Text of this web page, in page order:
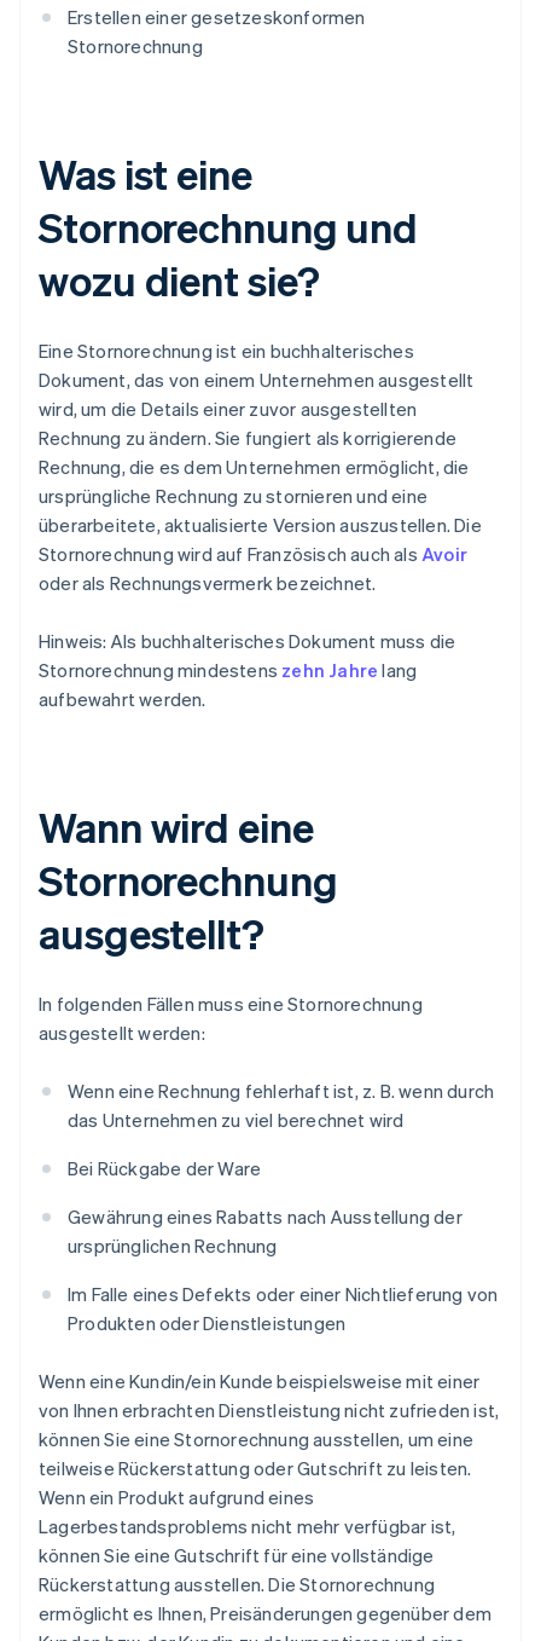
Erstellen einer gesetzeskonformen
Stornorechnung
Was ist eine
Stornorechnung und
wozu dient sie?
Eine Stornorechnung ist ein buchhalterisches
Dokument, das von einem Unternehmen ausgestellt
wird, um die Details einer zuvor ausgestellten
Rechnung zu ändern. Sie fungiert als korrigierende
Rechnung, die es dem Unternehmen ermöglicht, die
ursprüngliche Rechnung zu stornieren und eine
überarbeitete, aktualisierte Version auszustellen. Die
Stornorechnung wird auf Französisch auch alsAvoir
oder als Rechnungsvermerk bezeichnet.
Hinweis: Als buchhalterisches Dokument muss die
Stornorechnung mindestens zehn Jahre lang
aufbewahrt werden.
Wann wird eine
Stornorechnung
ausgestellt?
In folgenden Fällen muss eine Stornorechnung
ausgestellt werden:
Wenn eine Rechnung fehlerhaft ist, z. B. wenn durch
das Unternehmen zu viel berechnet wird
Bei Rückgabe der Ware
Gewährung eines Rabatts nach Ausstellung der
ursprünglichen Rechnung
Im Falle eines Defekts oder einer Nichtlieferung von
Produkten oder Dienstleistungen
Wenn eine Kundin/ein Kunde beispielsweise mit einer
von Ihnen erbrachten Dienstleistung nicht zufrieden ist,
können Sie eine Stornorechnung ausstellen, um eine
teilweise Rückerstattung oder Gutschrift zu leisten.
Wenn ein Produkt aufgrund eines
Lagerbestandsproblems nicht mehr verfügbar ist,
können Sie eine Gutschrift für eine vollständige
Rückerstattung ausstellen. Die Stornorechnung
ermöglicht es Ihnen, Preisänderungen gegenüber dem